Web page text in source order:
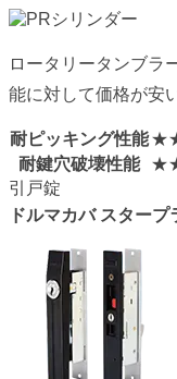
ロータリータンブラ
能に対して価格が安
耐ピッキング性能
耐鍵穴破壊性能
引戸錠
ドルマカバ スタープ